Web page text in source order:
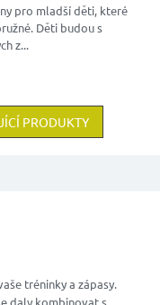
pro mladší děti, které
Děti budou s
z...
PRODUKTY
tréninky a zápasy.
daly kombinovat s